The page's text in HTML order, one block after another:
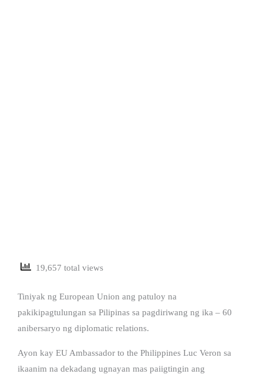
19,657 total views
Tiniyak ng European Union ang patuloy na
pakikipagtulungan sa Pilipinas sa pagdiriwang ng ika – 60
anibersaryo ng diplomatic relations.
Ayon kay EU Ambassador to the Philippines Luc Veron sa
ikaanim na dekadang ugnayan mas paiigtingin ang